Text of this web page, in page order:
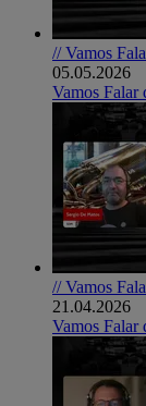
// Vamos
05.05.2026
Vamos
// Vamos
21.04.2026
Vamos